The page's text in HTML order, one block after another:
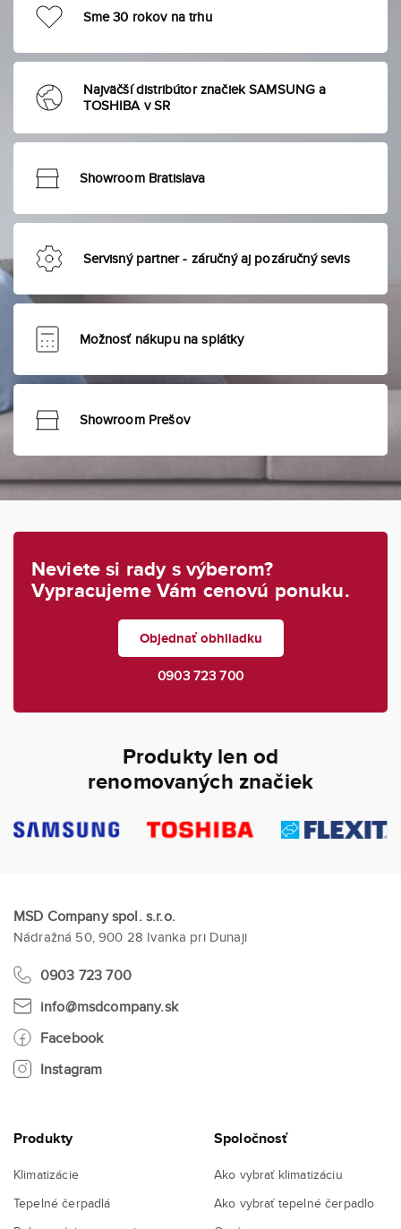
Sme 30 rokov na trhu
Najväčší distribútor značiek SAMSUNG a
TOSHIBA v SR
Showroom Bratislava
Servisný partner - záručný aj pozáručný sevis
Možnosť nákupu na splátky
Showroom Prešov
Neviete si rady s výberom?
Vypracujeme Vám cenovú ponuku.
Objednať obhliadku
0903 723 700
Produkty len od
renomovaných značiek
MSD Company spol. s.r.o.
Nádražná 50, 900 28 Ivanka pri Dunaji
0903 723 700
info@msdcompany.sk
Facebook
Instagram
Produkty
Klimatizácie
Tepelné čerpadlá
Spoločnosť
Ako vybrať klimatizáciu
Ako vybrať tepelné čerpadlo